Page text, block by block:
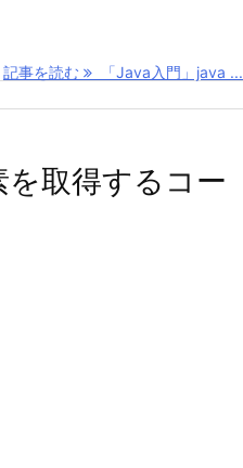
記事を読む 「Java入門」java ...
取得するコー